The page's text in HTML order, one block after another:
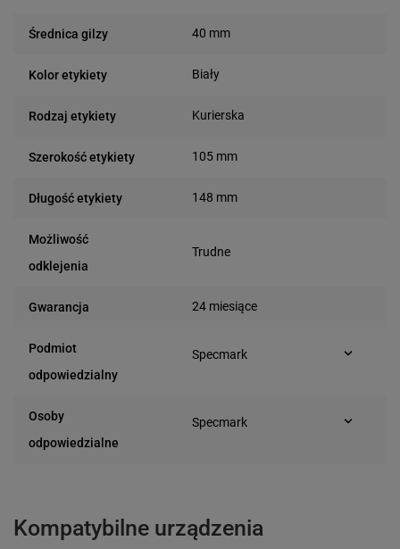
Średnica gilzy 40 mm
Kolor etykiety Biały
Rodzaj etykiety Kurierska
Szerokość etykiety 105 mm
Długość etykiety 148 mm
Możliwość
odklejenia
Trudne
Gwarancja 24 miesiące
Podmiot
odpowiedzialny
Specmark
e-mail: gspr@ptmb.pl
Osoby
odpowiedzialne
Specmark
Kompatybilne urządzenia